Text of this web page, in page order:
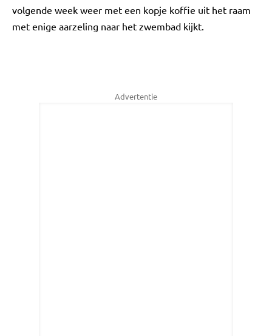
volgende week weer met een kopje koffie uit het raam
met enige aarzeling naar het zwembad kijkt.
Advertentie